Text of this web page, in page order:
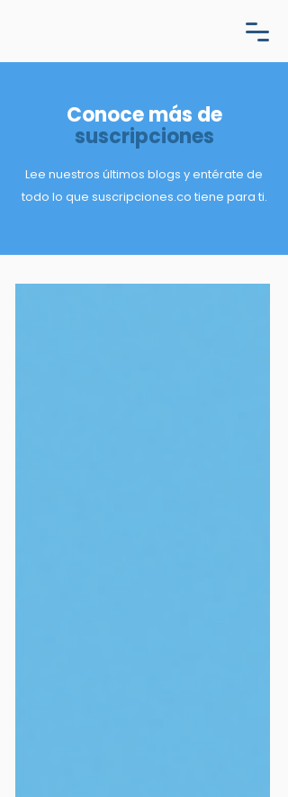
Conoce más de
suscripciones
Lee nuestros últimos blogs y entérate de
todo lo que suscripciones.co tiene para ti.